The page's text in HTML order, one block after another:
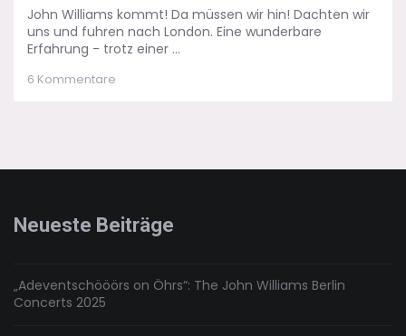
John Williams kommt! Da müssen wir hin! Dachten wir
uns und fuhren nach London. Eine wunderbare
Erfahrung - trotz einer ...
6 Kommentare
John
Williams
Neueste Beiträge
„Adeventschööörs on Öhrs“: The John Williams Berlin
Concerts 2025